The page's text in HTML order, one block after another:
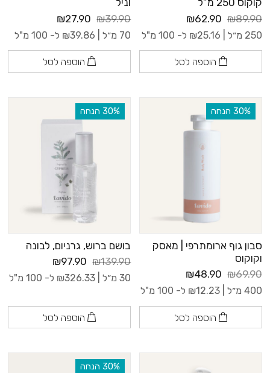
קוקוס 250 מ”ל
₪89.90
₪62.90
250 מ״ל | ₪25.16 ל- 100 מ"ל
הוספה לסל
וניל
₪39.90
₪27.90
70 מ״ל | ₪39.86 ל- 100 מ"ל
הוספה לסל
‫30% הנחה
סבון גוף ארומתרפי | מאסק
וקוקוס
₪69.90
₪48.90
400 מ״ל | ₪12.23 ל- 100 מ"ל
הוספה לסל
‫30% הנחה
בושם ברוש, גרניום, לבונה
₪139.90
₪97.90
30 מ״ל | ₪326.33 ל- 100 מ"ל
הוספה לסל
‫30% הנחה